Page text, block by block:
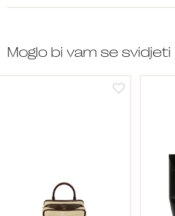
Moglo bi vam se svidjeti